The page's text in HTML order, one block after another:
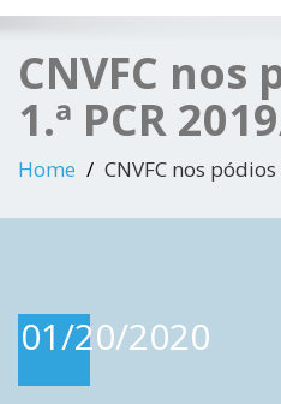
CNVFC nos
1.ª PCR
Home CNVFC nos
01/20/2020